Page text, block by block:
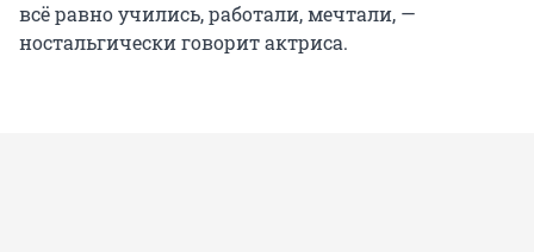
всё равно учились, работали, мечтали, —
ностальгически говорит актриса.